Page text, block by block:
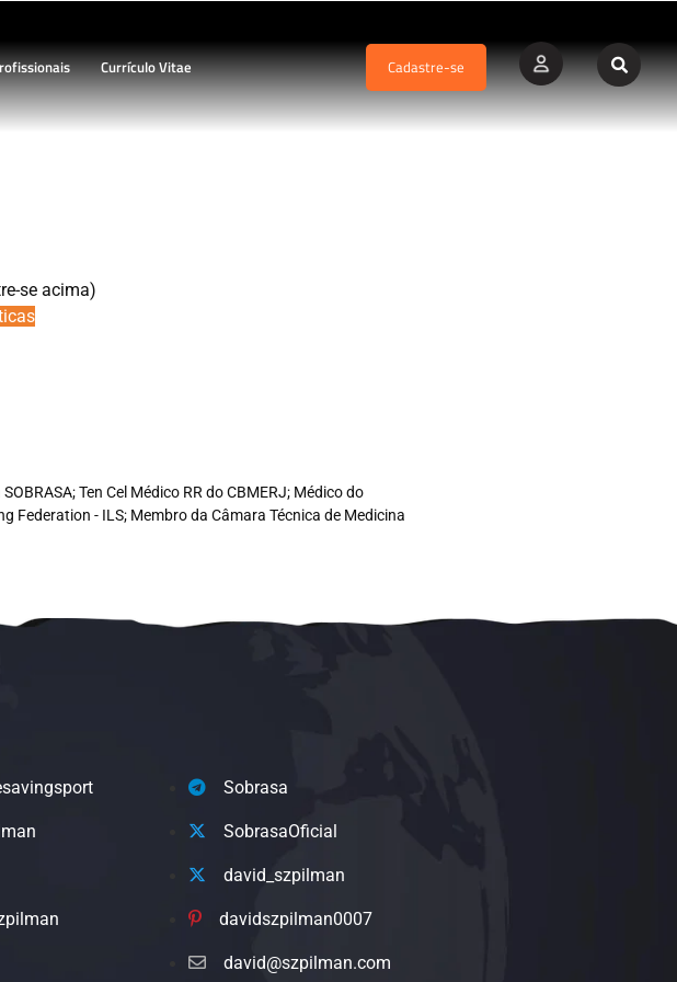
Currículo Vitae Cadastre-se
se acima)
Ten Cel Médico RR do CBMERJ; Médico do
Federation - ILS; Membro da Câmara Técnica de Medicina
Sobrasa
SobrasaOficial
david_szpilman
davidszpilman0007
david@szpilman.com